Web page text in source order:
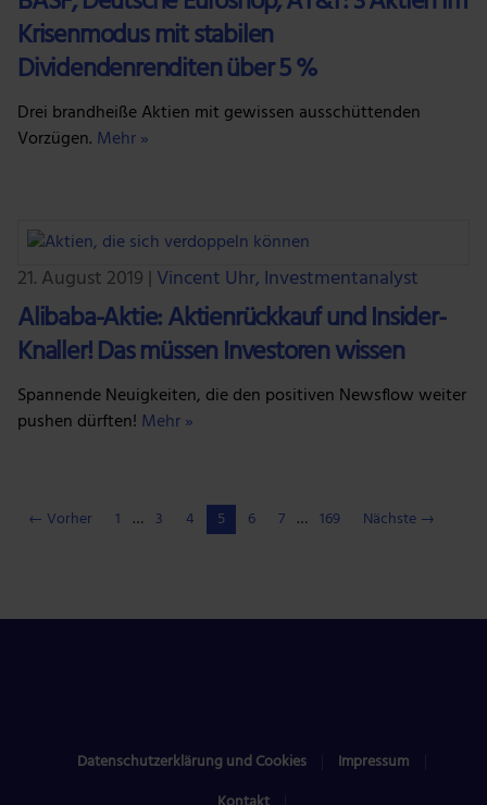
Krisenmodus mit stabilen
Dividendenrenditen über 5 %
Drei brandheiße Aktien mit gewissen ausschüttenden
Vorzügen. Mehr »
21. August 2019 | Vincent Uhr, Investmentanalyst
Alibaba-Aktie: Aktienrückkauf und Insider-
Knaller! Das müssen Investoren wissen
Spannende Neuigkeiten, die den positiven Newsflow weiter
pushen dürften! Mehr »
← Vorher 1 … 3 4 5 6 7 … 169 Nächste →
Datenschutzerklärung und Cookies
Impressum